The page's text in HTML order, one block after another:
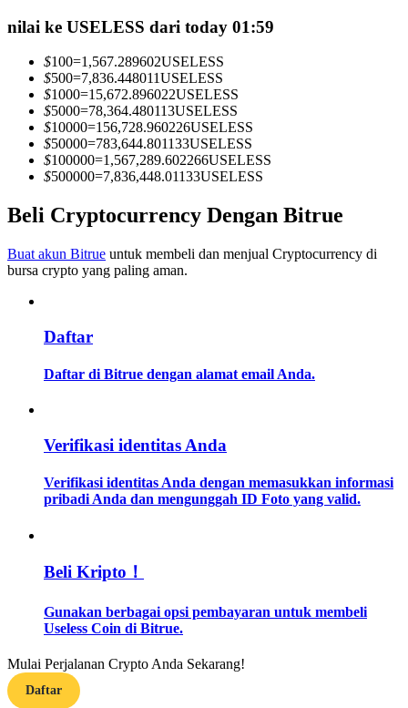
Informasi
Analisis data besar termasuk info perdagangan, dll.
Strategi perdagangan
Pelajari cara untuk tetap menghasilkan keuntungan
nilai ke USELESS dari today 01:59
$100=1,567.289602USELESS
$500=7,836.448011USELESS
$1000=15,672.896022USELESS
$5000=78,364.480113USELESS
$10000=156,728.960226USELESS
$50000=783,644.801133USELESS
$100000=1,567,289.602266USELESS
$500000=7,836,448.01133USELESS
Beli Cryptocurrency Dengan Bitrue
Buat akun Bitrue untuk membeli dan menjual Cryptocurrency di
bursa crypto yang paling aman.
Daftar
Daftar di Bitrue dengan alamat email Anda.
Verifikasi identitas Anda
Verifikasi identitas Anda dengan memasukkan informasi
pribadi Anda dan mengunggah ID Foto yang valid.
Beli Kripto！
Gunakan berbagai opsi pembayaran untuk membeli
Useless Coin di Bitrue.
Mulai Perjalanan Crypto Anda Sekarang!
Daftar